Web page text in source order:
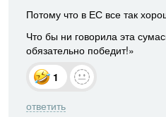
Потому что в ЕС все так
Что бы ни говорила эта
обязательно победит!»
1
ответить